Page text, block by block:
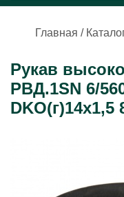
Главная /
Рукав
РВД.1SN 6/
DKO(г)14х1,5